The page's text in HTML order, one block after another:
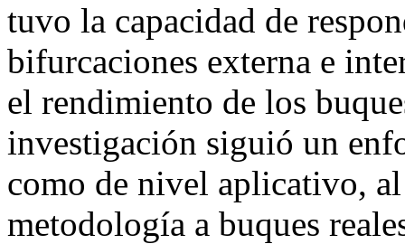
tuvo la capacidad de
bifurcaciones externa e
el rendimiento de los
investigación siguió un
como de nivel aplicativo,
metodología a buques